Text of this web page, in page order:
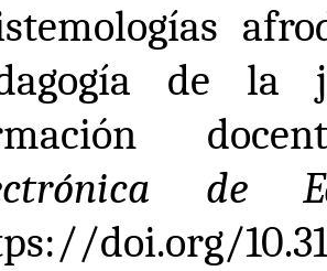
de la
de
doi.org/